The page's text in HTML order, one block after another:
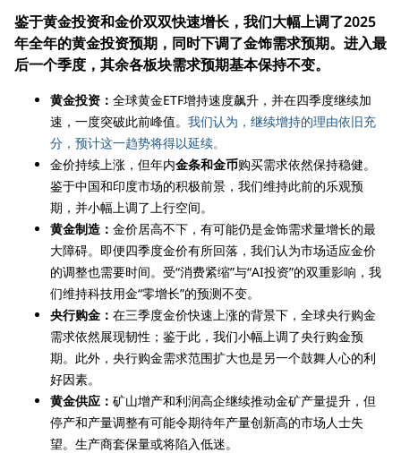
鉴于黄金投资和金价双双快速增长，我们大幅上调了2025
年全年的黄金投资预期，同时下调了金饰需求预期。进入最
后一个季度，其余各板块需求预期基本保持不变。
黄金投资： 全球黄金ETF增持速度飙升，并在四季度继续加
速，一度突破此前峰值。 我们认为，继续增持的理由依旧充
分，预计这一趋势将得以延续。
金价持续上涨，但年内金条和金币购买需求依然保持稳健。
鉴于中国和印度市场的积极前景，我们维持此前的乐观预
期，并小幅上调了上行空间。
黄金制造： 金价居高不下，有可能仍是金饰需求量增长的最
大障碍。即便四季度金价有所回落，我们认为市场适应金价
的调整也需要时间。受“消费紧缩”与“AI投资”的双重影响，我
们维持科技用金“零增长”的预测不变。
央行购金： 在三季度金价快速上涨的背景下，全球央行购金
需求依然展现韧性；鉴于此，我们小幅上调了央行购金预
期。此外，央行购金需求范围扩大也是另一个鼓舞人心的利
好因素。
黄金供应： 矿山增产和利润高企继续推动金矿产量提升，但
停产和产量调整有可能令期待年产量创新高的市场人士失
望。生产商套保量或将陷入低迷。